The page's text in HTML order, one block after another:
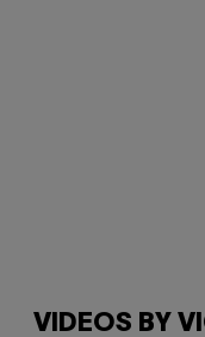
VIDEOS BY